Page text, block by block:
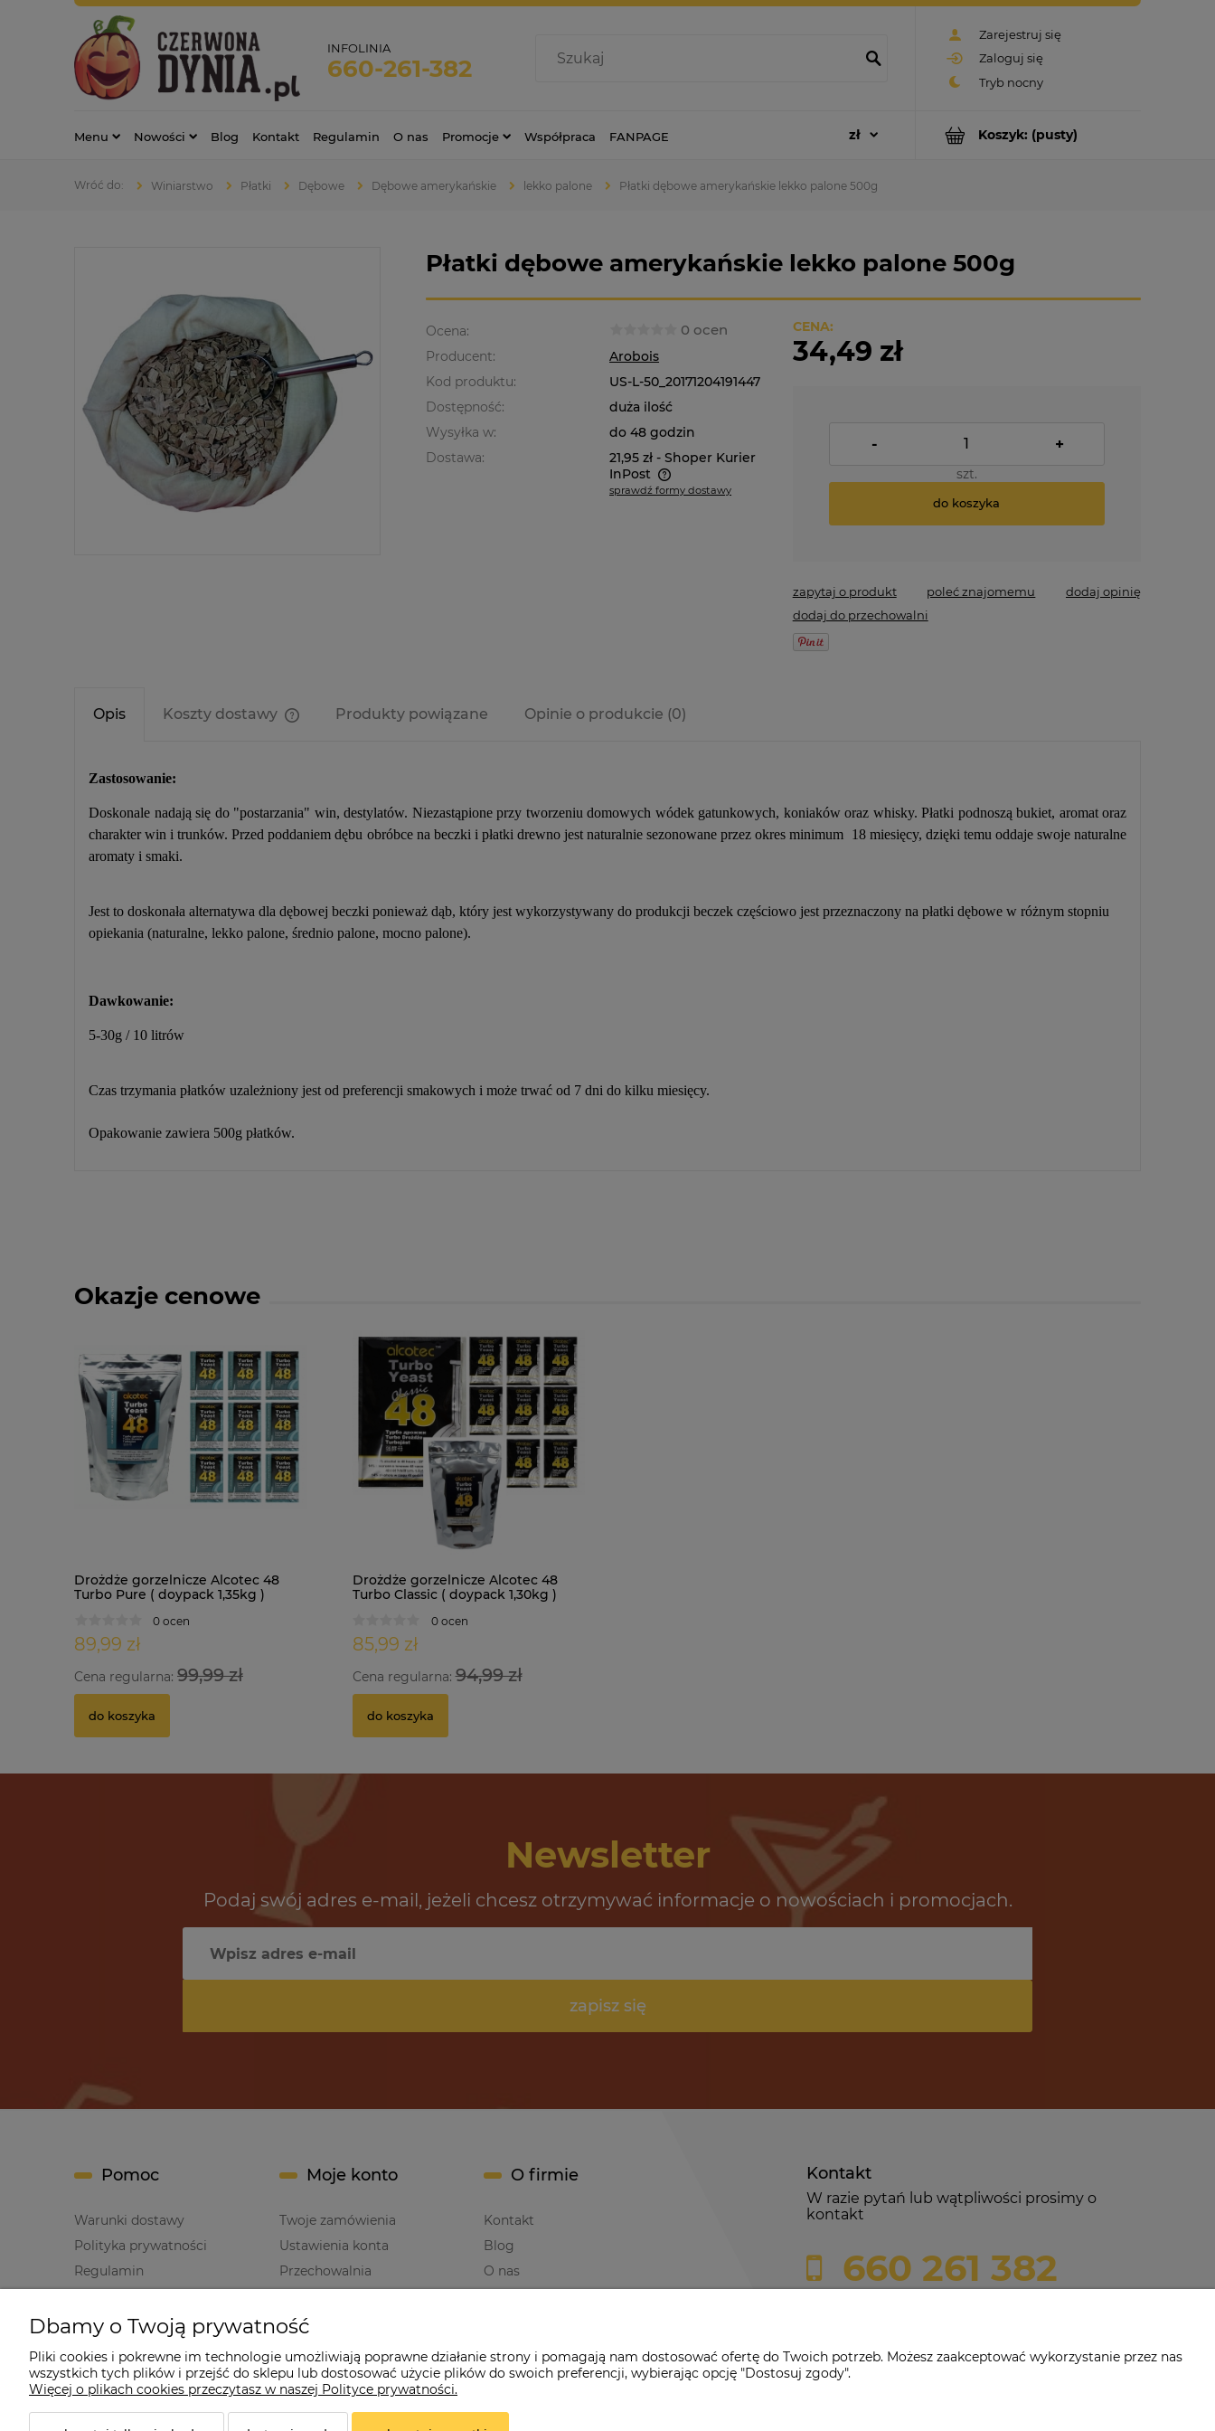
Zarejestruj się
Zaloguj się
INFOLINIA
660-261-382
Koszyk: (pusty)
Menu Nowości Blog Kontakt Regulamin O nas Promocje Współpraca FANPAGE
Winiarstwo Płatki Dębowe Dębowe amerykańskie lekko palone Płatki dębowe amerykańskie lekko palone 500g
Płatki dębowe amerykańskie lekko palone 500g
Ocena: 0 ocen
Producent:
Arobois
Kod produktu:
US-L-50_20171204191447
Dostępność:
duża ilość
Wysyłka w:
do 48 godzin
Dostawa:
21,95 zł - Shoper Kurier
InPost
sprawdź formy dostawy
CENA:
34,49 zł
- +
szt.
do koszyka
zapytaj o produkt poleć znajomemu
dodaj opinię
dodaj do przechowalni
Opis Koszty dostawy Produkty powiązane Opinie o produkcie (0)
Zastosowanie:
Doskonale nadają się do "postarzania" win, destylatów. Niezastąpione przy tworzeniu domowych wódek gatunkowych, koniaków oraz whisky. Płatki podnoszą bukiet, aromat oraz
charakter win i trunków. Przed poddaniem dębu obróbce na beczki i płatki drewno jest naturalnie sezonowane przez okres minimum 18 miesięcy, dzięki temu oddaje swoje naturalne
aromaty i smaki.
Jest to doskonała alternatywa dla dębowej beczki ponieważ dąb, który jest wykorzystywany do produkcji beczek częściowo jest przeznaczony na płatki dębowe w różnym stopniu
opiekania (naturalne, lekko palone, średnio palone, mocno palone).
Dawkowanie:
5-30g / 10 litrów
Czas trzymania płatków uzależniony jest od preferencji smakowych i może trwać od 7 dni do kilku miesięcy.
Opakowanie zawiera 500g płatków.
Okazje cenowe
Drożdże gorzelnicze Alcotec 48
Turbo Pure ( doypack 1,35kg )
0 ocen
89,99 zł
Cena regularna: 99,99 zł
do koszyka
Drożdże gorzelnicze Alcotec 48
Turbo Classic ( doypack 1,30kg )
0 ocen
85,99 zł
Cena regularna:94,99 zł
do koszyka
Newsletter
Podaj swój adres e-mail, jeżeli chcesz otrzymywać informacje o nowościach i promocjach.
zapisz się
Kontakt
W razie pytań lub wątpliwości prosimy o
kontakt
660 261 382
Pomoc
Warunki dostawy
Polityka prywatności
Regulamin
Moje konto
Twoje zamówienia
Ustawienia konta
Przechowalnia
O firmie
Kontakt
Blog
O nas
Czerwona Dynia |ul. Konarskiego 9a| 66-200 Świebodzin |tel: 660-261-382
Dbamy o Twoją prywatność
Pliki cookies i pokrewne im technologie umożliwiają poprawne działanie strony i pomagają nam dostosować ofertę do Twoich potrzeb. Możesz zaakceptować wykorzystanie przez nas
wszystkich tych plików i przejść do sklepu lub dostosować użycie plików do swoich preferencji, wybierając opcję "Dostosuj zgody".
Więcej o plikach cookies przeczytasz w naszej Polityce prywatności.